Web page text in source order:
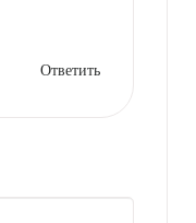
Ответить